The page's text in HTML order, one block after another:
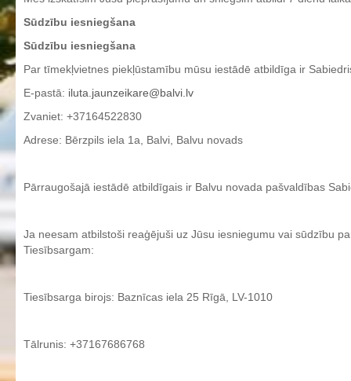
Audzināšanas darba prioritātes
Mācīšanās grupas
Individuālie nepieciešamie mācību līdzekļi un piederumi darbam
stundās
Ēdienkarte
Kontakti
Karjeras izglītība
Sūdzību iesniegšana
Sūdzību iesniegšana
Par tīmekļvietnes piekļūstamību mūsu iestādē atbildīga ir
E-pastā: iluta.jaunzeikare@balvi.lv
Zvaniet: +37164522830
Adrese: Bērzpils iela 1a, Balvi, Balvu novads
Pārraugošajā iestādē atbildīgais ir Balvu novada pašvaldības
Ja neesam atbilstoši reaģējuši uz Jūsu iesniegumu vai sūdzību
Tiesībsargam:
Tiesībsarga birojs: Baznīcas iela 25 Rīgā, LV-1010
Tālrunis: +37167686768